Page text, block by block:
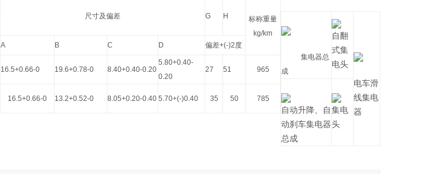
尺寸及偏差 G H
标称重量
kg/km
A B C D 偏差+(-)2度
16.5+0.66-0 19.6+0.78-0 8.40+0.40-0.20
5.80+0.40-
0.20
27 51 965
16.5+0.66-0 13.2+0.52-0 8.05+0.20-0.40 5.70+(-)0.40 35 50 785
集电器总
成
自翻
式集
电头
电车滑
线集电
器
自动升降、自
动刹车集电器
总成
集电
头